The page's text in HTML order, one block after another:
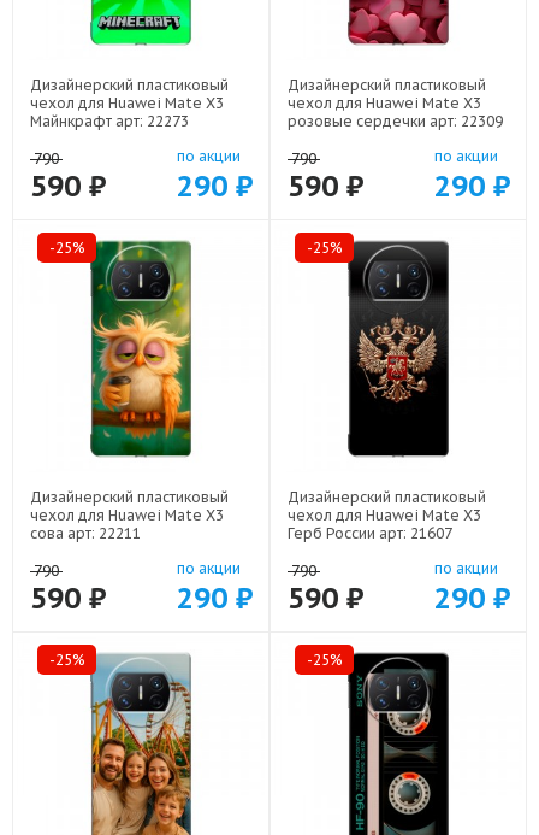
Дизайнерский пластиковый
чехол для Huawei Mate X3
Майнкрафт арт: 22273
790
590 ₽
по акции
290 ₽
Дизайнерский пластиковый
чехол для Huawei Mate X3
розовые сердечки арт: 22309
790
590 ₽
по акции
290 ₽
-25%
Дизайнерский пластиковый
чехол для Huawei Mate X3
сова арт: 22211
790
590 ₽
по акции
290 ₽
-25%
Дизайнерский пластиковый
чехол для Huawei Mate X3
Герб России арт: 21607
790
590 ₽
по акции
290 ₽
-25% -25%